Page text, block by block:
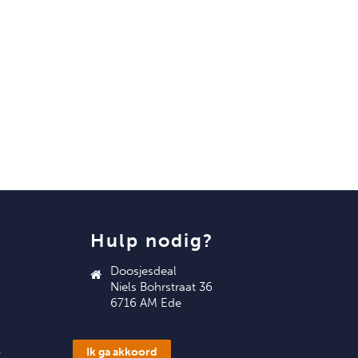
Ik ga akkoord
hulp nodig?
Doosjesdeal
Niels Bohrstraat 36
6716 AM Ede